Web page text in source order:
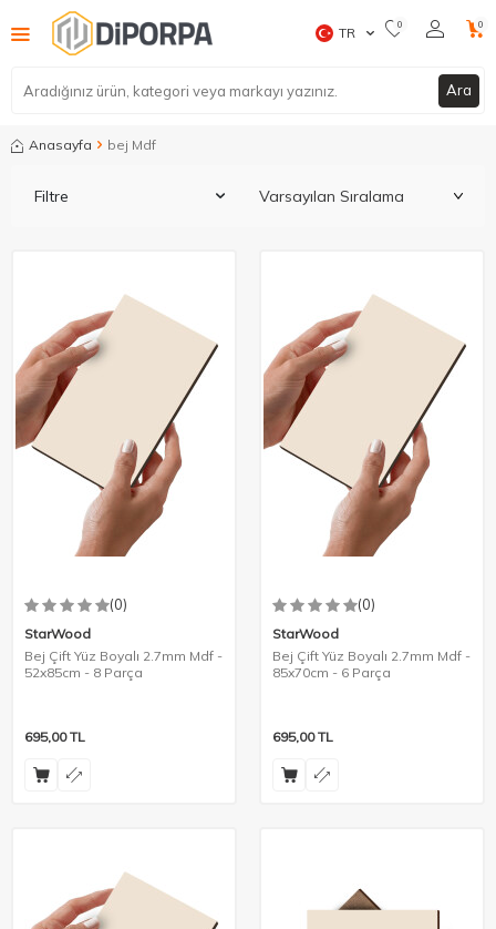
Ara
TR 0 0
Anasayfa bej Mdf
Filtre
(0)
StarWood
Bej Çift Yüz Boyalı 2.7mm Mdf -
52x85cm - 8 Parça
695,00TL
(0)
StarWood
Bej Çift Yüz Boyalı 2.7mm Mdf -
85x70cm - 6 Parça
695,00TL